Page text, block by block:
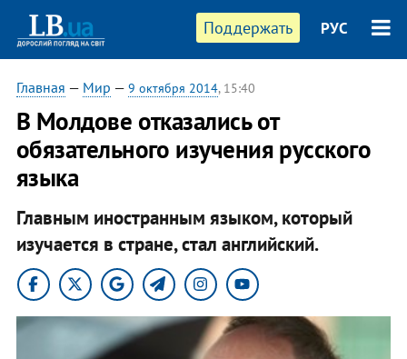
Поддержать РУС
Главная — Мир — 9 октября 2014, 15:40
В Молдове отказались от
обязательного изучения русского
языка
Главным иностранным языком, который
изучается в стране, стал английский.